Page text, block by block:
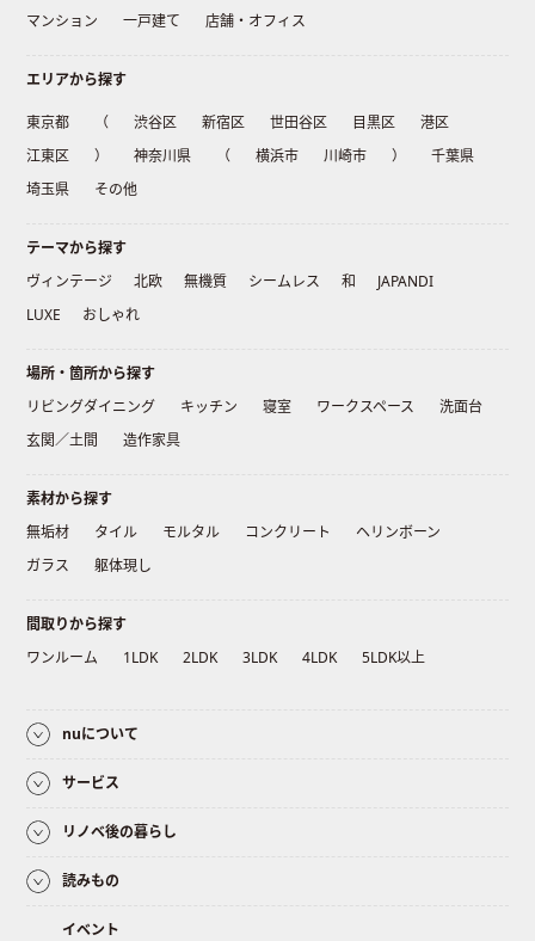
マンション
一戸建て 店舗・オフィス
エリアから探す
東京都 （ 渋谷区 新宿区 世田谷区 目黒区
港区
江東区
） 神奈川県 （ 横浜市 川崎市 ）
千葉県
埼玉県
その他
テーマから探す
ヴィンテージ
北欧 無機質 シームレス 和
JAPANDI
LUXE
おしゃれ
場所・箇所から探す
リビングダイニング
キッチン 寝室 ワークスペース
洗面台
玄関／土間
造作家具
素材から探す
無垢材
タイル モルタル コンクリート
ヘリンボーン
ガラス
躯体現し
間取りから探す
ワンルーム
1LDK 2LDK 3LDK 4LDK 5LDK以上
nuについて
サービス
リノベ後の暮らし
読みもの
イベント